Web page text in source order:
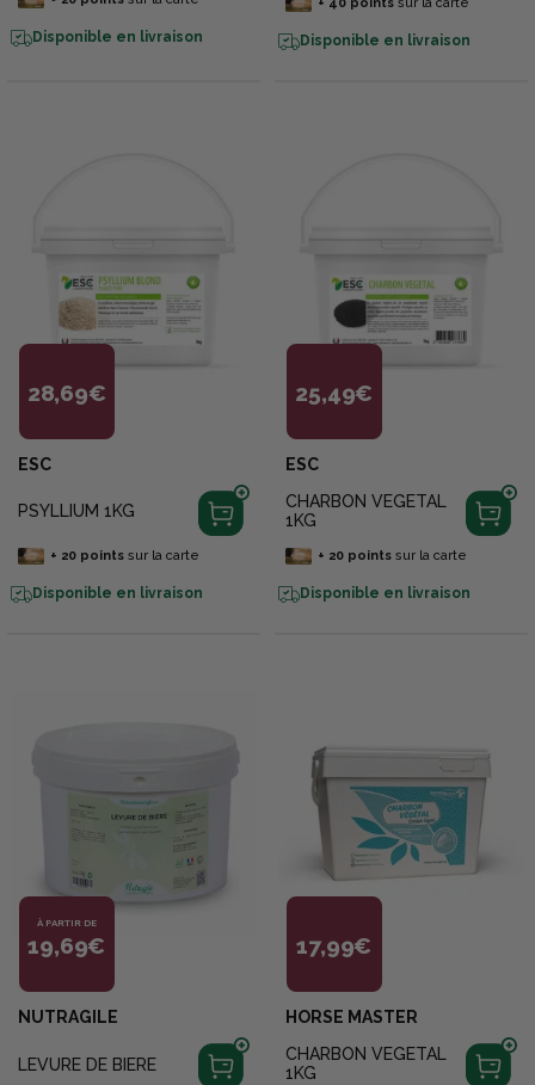
Disponible en livraison Disponible en livraison
28,69€
ESC
PSYLLIUM 1KG
+ 20pointssur la carte
Disponible en livraison
25,49€
ESC
CHARBON VEGETAL
1KG
+ 20pointssur la carte
Disponible en livraison
À PARTIR DE
19,69€
NUTRAGILE
LEVURE DE BIERE
17,99€
HORSE MASTER
CHARBON VEGETAL
1KG